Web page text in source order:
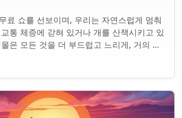
료 쇼를 선보이며, 우리는 자연스럽게 멈춰
통 체증에 갇혀 있거나 개를 산책시키고 있
은 모든 것을 더 부드럽고 느리게, 거의 신
다. 하지...